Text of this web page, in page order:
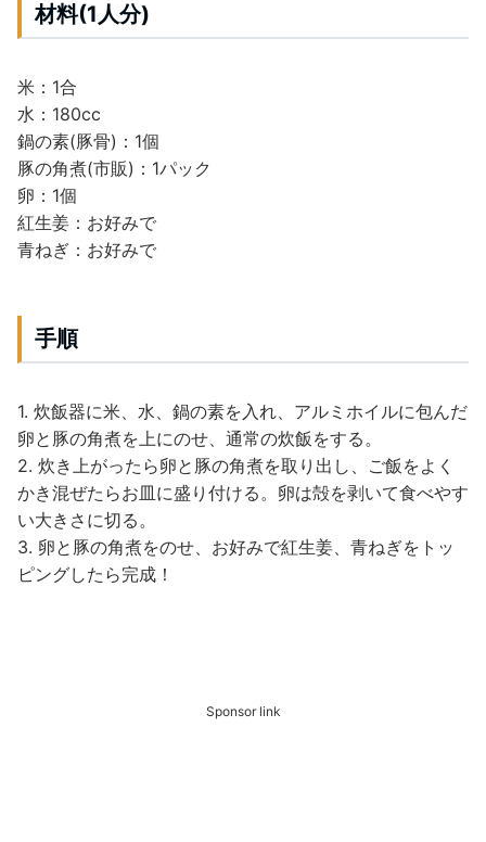
材料(1人分)
米：1合
水：180cc
鍋の素(豚骨)：1個
豚の角煮(市販)：1パック
卵：1個
紅生姜：お好みで
青ねぎ：お好みで
手順
1. 炊飯器に米、水、鍋の素を入れ、アルミホイルに包んだ
卵と豚の角煮を上にのせ、通常の炊飯をする。
2. 炊き上がったら卵と豚の角煮を取り出し、ご飯をよく
かき混ぜたらお皿に盛り付ける。卵は殻を剥いて食べやす
い大きさに切る。
3. 卵と豚の角煮をのせ、お好みで紅生姜、青ねぎをトッ
ピングしたら完成！
Sponsor link